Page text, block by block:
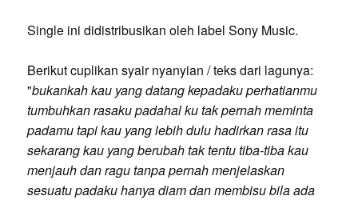
Single ini didistribusikan oleh label Sony Music.
Berikut cuplikan syair nyanyian / teks dari lagunya:
"bukankah kau yang datang kepadaku perhatianmu
tumbuhkan rasaku padahal ku tak pernah meminta
padamu tapi kau yang lebih dulu hadirkan rasa itu
sekarang kau yang berubah tak tentu tiba-tiba kau
menjauh dan ragu tanpa pernah menjelaskan
sesuatu padaku hanya diam dan membisu bila ada